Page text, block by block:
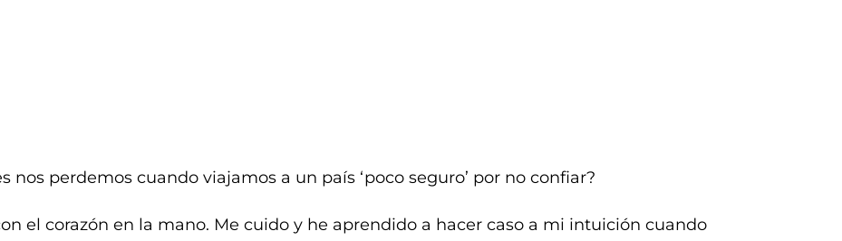
nos perdemos cuando viajamos a un país ‘poco seguro’ por no confiar?
el corazón en la mano. Me cuido y he aprendido a hacer caso a mi intuición cuando